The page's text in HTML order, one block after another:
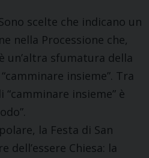
scelte che indicano un
nella Processione che,
un’altra sfumatura della
insieme”. Tra
insieme” è
la Festa di San
dell’essere Chiesa: la